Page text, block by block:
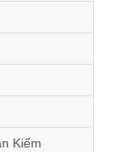
Kiếm